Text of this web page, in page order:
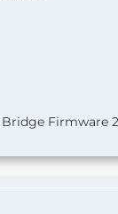
Bridge Firmware